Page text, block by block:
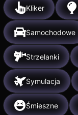
Kliker
Samochodowe
Strzelanki
Symulacja
Śmieszne